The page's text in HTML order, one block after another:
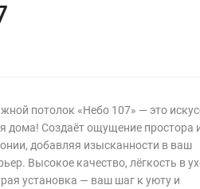
потолок «Небо 107» — это
дома! Создаёт ощущение простора
добавляя изысканности в ваш
Высокое качество, лёгкость в
установка — ваш шаг к уюту и